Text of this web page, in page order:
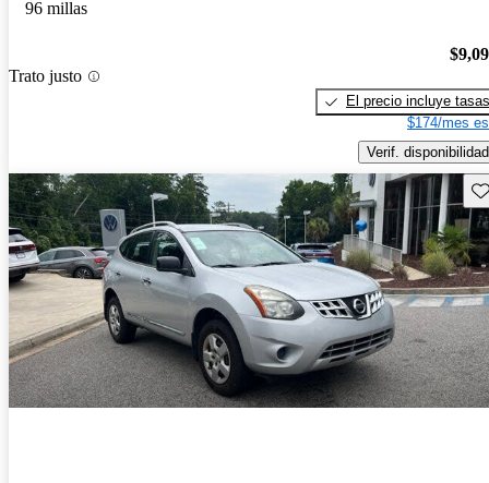
96 millas
Trato justo
El precio incluye tasas
$174/mes
Verif. disponibilidad